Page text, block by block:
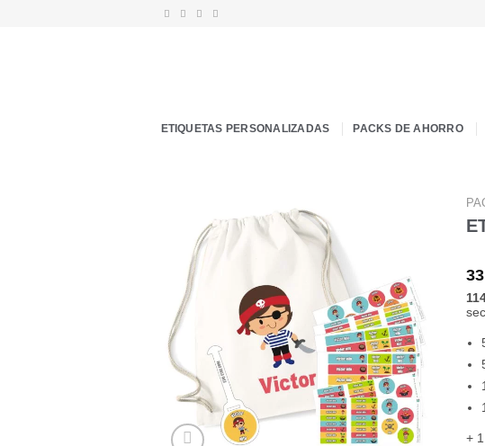
ETIQUETAS PERSONALIZADAS PACKS DE AHORRO
+